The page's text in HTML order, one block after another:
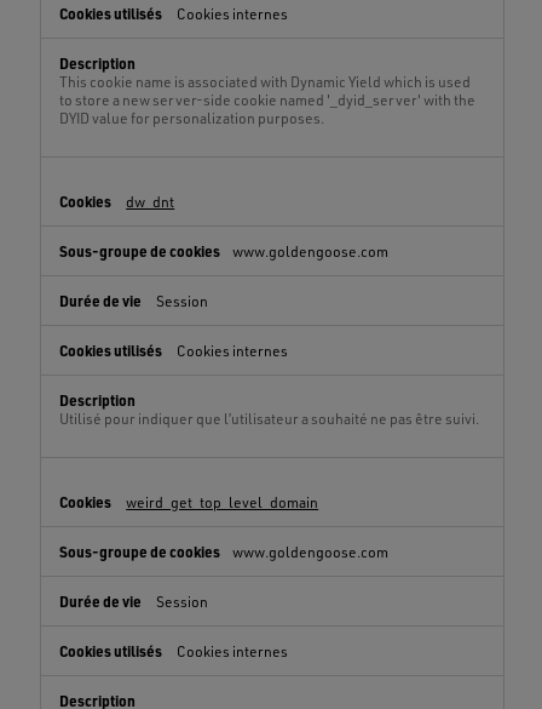
Cookies internes
This cookie name is associated with Dynamic Yield which is used
to store a new server-side cookie named '_dyid_server' with the
DYID value for personalization purposes.
dw_dnt
www.goldengoose.com
Session
Cookies internes
Utilisé pour indiquer que l’utilisateur a souhaité ne pas être suivi.
weird_get_top_level_domain
www.goldengoose.com
Session
Cookies internes